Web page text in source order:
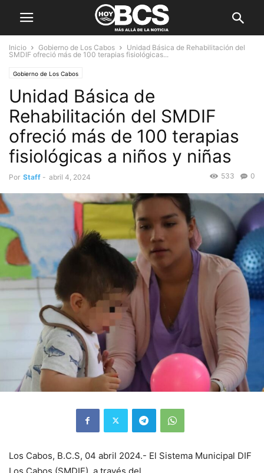
Inicio Gobierno de Los Cabos
Unidad Básica de Rehabilitación del
SMDIF ofreció más de 100 terapias fisiológicas...
Gobierno de Los Cabos
Unidad Básica de
Rehabilitación del SMDIF
ofreció más de 100 terapias
fisiológicas a niños y niñas
Por Staff - abril 4, 2024 0
533
Los Cabos, B.C.S, 04 abril 2024.- El Sistema Municipal DIF